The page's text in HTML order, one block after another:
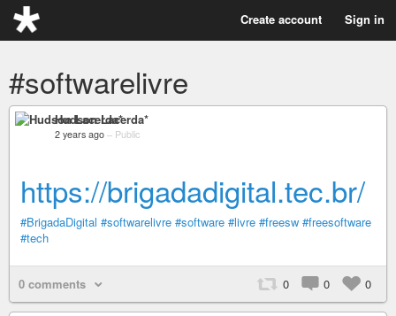
Create account Sign in
#softwarelivre
Hudson Lacerda*
2 years ago – Public
https://brigadadigital.tec.br/
#BrigadaDigital #softwarelivre #software #livre #freesw #freesoftware
#tech
0 comments 0 0 0